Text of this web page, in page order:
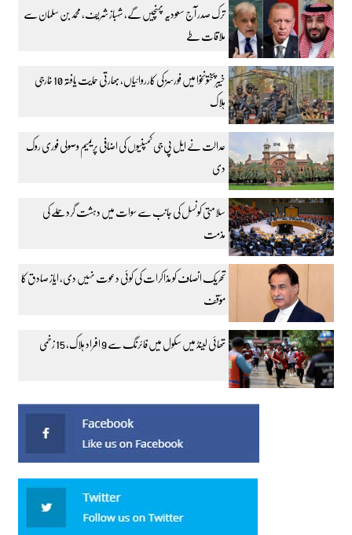
ترک صدر آج سعودیہ پہنچیں گے، شہباز شریف، محمد بن سلمان سے
ملاقات طے
خیبرپختونخوا میں فورسز کی کارروائیاں، بھارتی حمایت یافتہ 10 خارجی
ہلاک
عدالت نے ایل پی جی کمپنیوں کی اضافی پریمیم وصولی فوری روک
دی
سلامتی کونسل کی جانب سے سوات میں دہشت گرد حملے کی
مذمت
تحریک انصاف کو مذاکرات کی کوئی دعوت نہیں دی، ایاز صادق کا
مؤقف
تھائی لینڈ میں سکول میں فائرنگ سے 9 افراد ہلاک، 15 زخمی